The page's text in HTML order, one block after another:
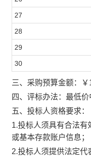
27
28
29
30
三、采购预算金额： ￥
四、评标办法： 最低价
五、投标人资格要求：
1.投标人须具有合法有
或基本存款账户信息 ；
2.投标人须提供法定代